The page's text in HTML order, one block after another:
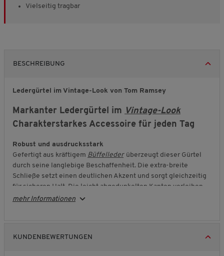
Vielseitig tragbar
BESCHREIBUNG
Ledergürtel im Vintage-Look von Tom Ramsey
Markanter Ledergürtel im Vintage-Look
Charakterstarkes Accessoire für jeden Tag
Robust und ausdrucksstark
Gefertigt aus kräftigem Büffelleder überzeugt dieser Gürtel
durch seine langlebige Beschaffenheit. Die extra-breite
Schließe setzt einen deutlichen Akzent und sorgt gleichzeitig
für sicheren Halt. Die leicht abgedunkelten Kanten verleihen
dem Gürtel eine charaktervolle Optik mit besonderem
Ein echtes Qualitätsmerkmal zeigt sich im Gebrauch: Das Leder
mehr Informationen
KUNDENBEWERTUNGEN